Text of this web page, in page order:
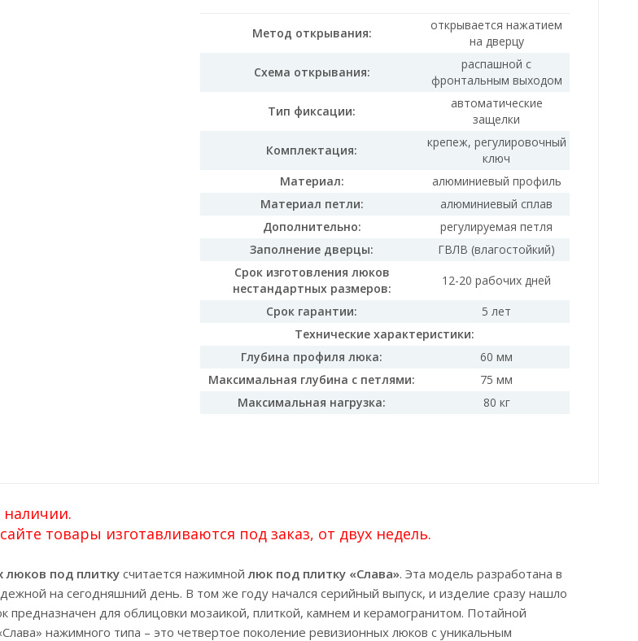
Метод открывания:
открывается нажатием
на дверцу
Схема открывания:
распашной с
фронтальным выходом
Тип фиксации:
автоматические
защелки
Комплектация:
крепеж, регулировочный
ключ
Материал:
алюминиевый профиль
Материал петли:
алюминиевый сплав
Дополнительно:
регулируемая петля
Заполнение дверцы:
ГВЛВ (влагостойкий)
Срок изготовления люков
нестандартных размеров:
12-20 рабочих дней
Срок гарантии:
5 лет
Технические характеристики:
Глубина профиля люка:
60 мм
Максимальная глубина с петлями:
75 мм
Максимальная нагрузка:
80 кг
товары изготавливаются под заказ, от двух недель.
под плитку считается нажимнойлюк под плитку «Слава». Эта модель разработана в
на сегодняшний день. В том же году начался серийный выпуск, и изделие сразу нашло
предназначен для облицовки мозаикой, плиткой, камнем и керамогранитом. Потайной
нажимного типа – это четвертое поколение ревизионных люков с уникальным